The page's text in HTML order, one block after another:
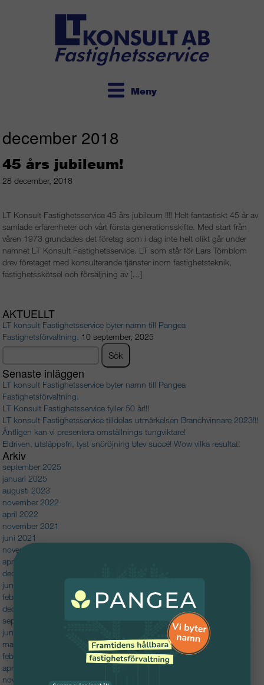
Meny
december 2018
45 års jubileum!
28 december, 2018
LT Konsult Fastighetsservice 45 års jubileum !!!! Helt fantastiskt 45 år av
samlade erfarenheter och vårt första generationsskifte. Med start från
våren 1973 grundades det företag som i dag inte helt olikt går under
namnet LT Konsult Fastighetsservice. LT som står för Lars Törnblom
drev företaget med konsulterande tjänster inom fastighetsteknik,
fastighetsskötsel och försäljning av […]
AKTUELLT
LT konsult Fastighetsservice byter namn till Pangea
Fastighetsförvaltning. 10 september, 2025
Senaste inläggen
LT konsult Fastighetsservice byter namn till Pangea
Fastighetsförvaltning.
LT Konsult Fastighetsservice fyller 50 år!!!
LT konsult Fastighetsservice tilldelas utmärkelsen Branchvinnare 2023!!!
Äntligen kan vi presentera omställnings tungviktare!
Eldriven, utsläppsfri, tyst snöröjning blev succé! Wow vilka resultat!
Arkiv
september 2025
januari 2025
augusti 2023
november 2022
april 2022
november 2021
juni 2021
november 2020
april 2020
december 2019
juni 2019
februari 2019
december 2018
september 2018
juni 2018
maj 2018
februari 2018
april 2017
november 2016